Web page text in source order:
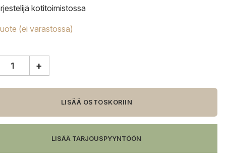
kotitoimistossa
(ei varastossa)
+
LISÄÄ OSTOSKORIIN
LISÄÄ TARJOUSPYYNTÖÖN